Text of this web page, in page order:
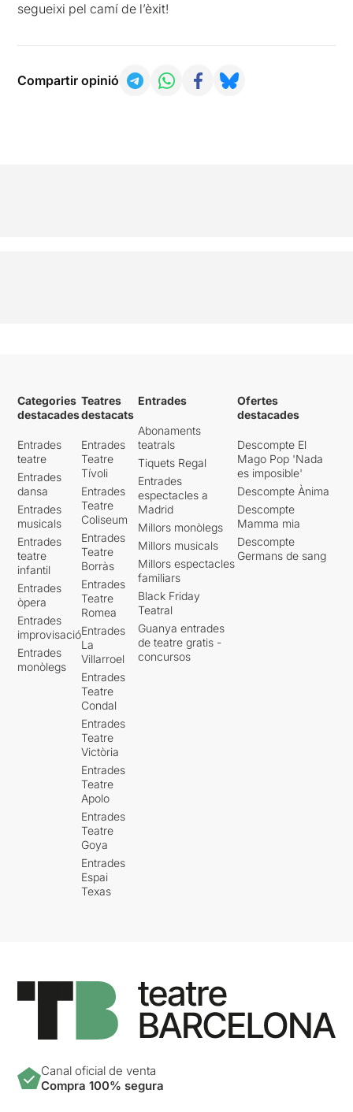
segueixi pel camí de l’èxit!
Compartir opinió
Categories
destacades
Entrades
teatre
Entrades
dansa
Entrades
musicals
Entrades
teatre
infantil
Entrades
òpera
Entrades
improvisació
Entrades
monòlegs
Teatres
destacats
Entrades
Teatre
Tívoli
Entrades
Teatre
Coliseum
Entrades
Teatre
Borràs
Entrades
Teatre
Romea
Entrades
La
Villarroel
Entrades
Teatre
Condal
Entrades
Teatre
Victòria
Entrades
Teatre
Apolo
Entrades
Teatre
Goya
Entrades
Espai
Texas
Entrades
Abonaments
teatrals
Tiquets Regal
Entrades
espectacles a
Madrid
Millors monòlegs
Millors musicals
Millors espectacles
familiars
Black Friday
Teatral
Guanya entrades
de teatre gratis -
concursos
Ofertes
destacades
Descompte El
Mago Pop 'Nada
es imposible'
Descompte Ànima
Descompte
Mamma mia
Descompte
Germans de sang
Canal oficial de venta
Compra 100% segura